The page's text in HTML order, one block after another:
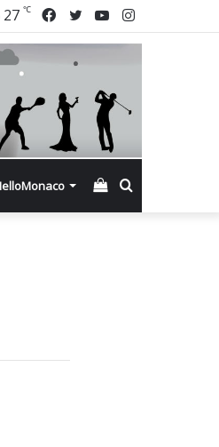
Instagram
YouTube
Twitter
Facebook
27 ℃
Смотреть